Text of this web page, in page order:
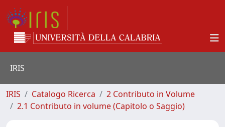
IRIS
IRIS Catalogo Ricerca
2 Contributo in Volume
2.1 Contributo in volume (Capitolo o Saggio)